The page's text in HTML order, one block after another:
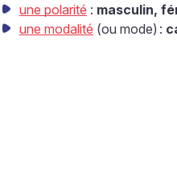
une polarité : masculin,
une modalité (ou mode) :